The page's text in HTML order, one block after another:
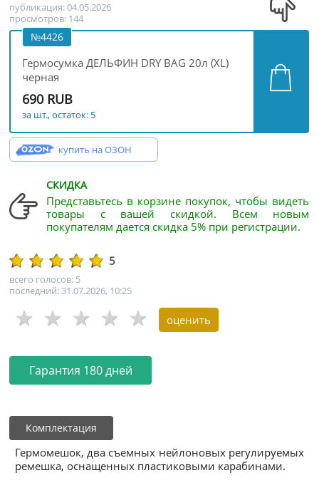
публикация: 04.05.2026
просмотров: 144
№4426
Гермосумка ДЕЛЬФИН DRY BAG 20л (XL)
черная
690 RUB
за шт., остаток: 5
купить на ОЗОН
СКИДКА
Представьтесь в корзине покупок, чтобы видеть
товары с вашей скидкой. Всем новым
покупателям дается скидка 5% при регистрации.
5
всего голосов: 5
последний: 31.07.2026, 10:25
Гарантия 180 дней
Комплектация
Гермомешок, два съемных нейлоновых регулируемых
ремешка, оснащенных пластиковыми карабинами.